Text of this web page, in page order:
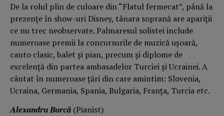
De la rolul plin de culoare din “Flatul fermecat”, până la
prezenţe în show-uri Disney, tânara soprană are apariţii
ce nu trec neobservate. Palmaresul solistei include
numeroase premii la concursurile de muzică ușoară,
canto clasic, balet și pian, precum și diplome de
excelență din partea ambasadelor Turciei și Ucrainei. A
cântat în numeroase țări din care amintim: Slovenia,
Ucraina, Germania, Spania, Bulgaria, Franța, Turcia etc.
Alexandru Burcă (Pianist)